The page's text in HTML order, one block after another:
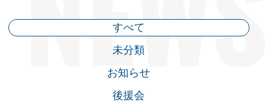
すべて
未分類
お知らせ
後援会